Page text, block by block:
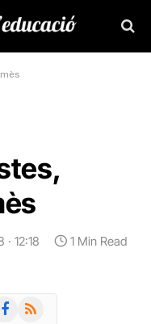
12:18 1 Min Read
Facebook
RSS